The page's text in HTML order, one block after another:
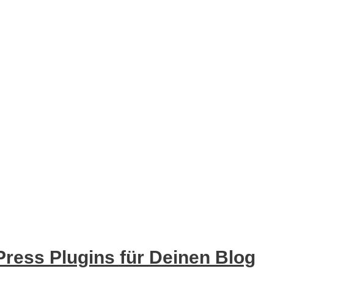
Plugins für Deinen Blog